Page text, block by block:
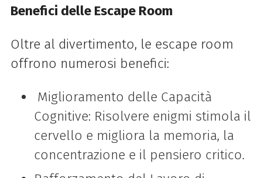
Benefici delle Escape Room
Oltre al divertimento, le escape room
offrono numerosi benefici:
Miglioramento delle Capacità
Cognitive: Risolvere enigmi stimola il
cervello e migliora la memoria, la
concentrazione e il pensiero critico.